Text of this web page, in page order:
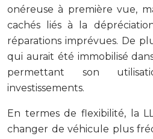
onéreuse à première vue,
cachés liés à la
réparations imprévues. De
qui aurait été immobilisé
permettant son
investissements.
En termes de flexibilité, la
changer de véhicule plus